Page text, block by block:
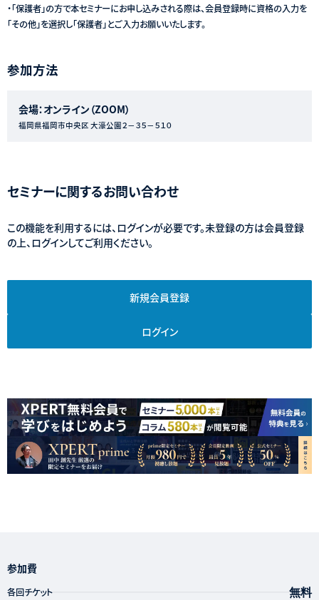
参加費
各回チケット 無料
・「保護者」の方で本セミナーにお申し込みされる際は、会員登録時に資格の入力を
「その他」を選択し「保護者」とご入力お願いいたします。
参加方法
会場：オンライン（ZOOM）
福岡県福岡市中央区 大濠公園２－３５－５１０
セミナーに関するお問い合わせ
この機能を利用するには、ログインが必要です。未登録の方は会員登録
の上、ログインしてご利用ください。
新規会員登録
ログイン